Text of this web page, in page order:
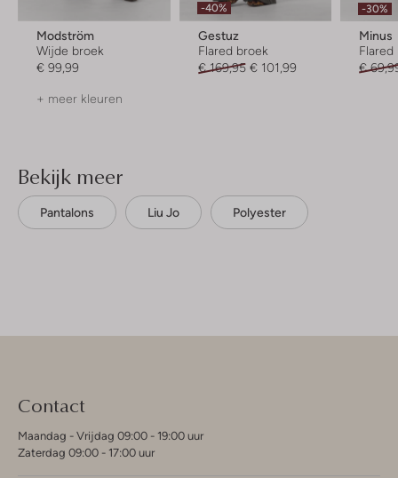
Modström
Wijde broek
€ 99,99
+ meer kleuren
-40%
Gestuz
Flared broek
€ 169,95 € 101,99
-30%
Minus
Flared
€
Bekijk meer
Pantalons Liu Jo Polyester
Contact
Maandag - Vrijdag 09:00 - 19:00 uur
Zaterdag 09:00 - 17:00 uur